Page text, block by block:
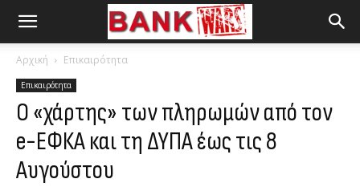
Αρχική Επικαιρότητα
Επικαιρότητα
Ο «χάρτης» των πληρωμών από τον
e-ΕΦΚΑ και τη ΔΥΠΑ έως τις 8
Αυγούστου